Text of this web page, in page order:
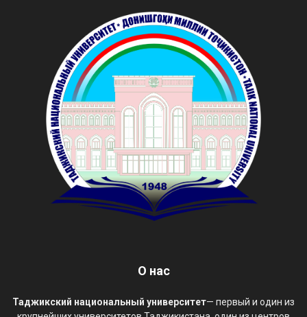
О нас
Таджикский национальный университет— первый и один из